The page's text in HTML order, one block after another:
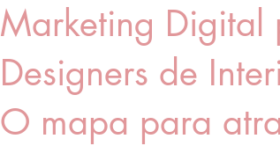
Marketing Digital
Designers de
O mapa para